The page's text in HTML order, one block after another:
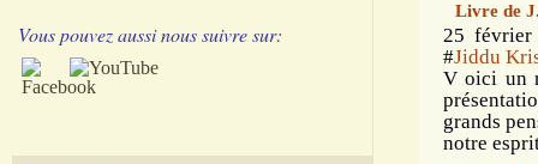
Vous pouvez aussi nous suivre sur:
Livre de
25
#Jiddu
V oici un
grands
notre